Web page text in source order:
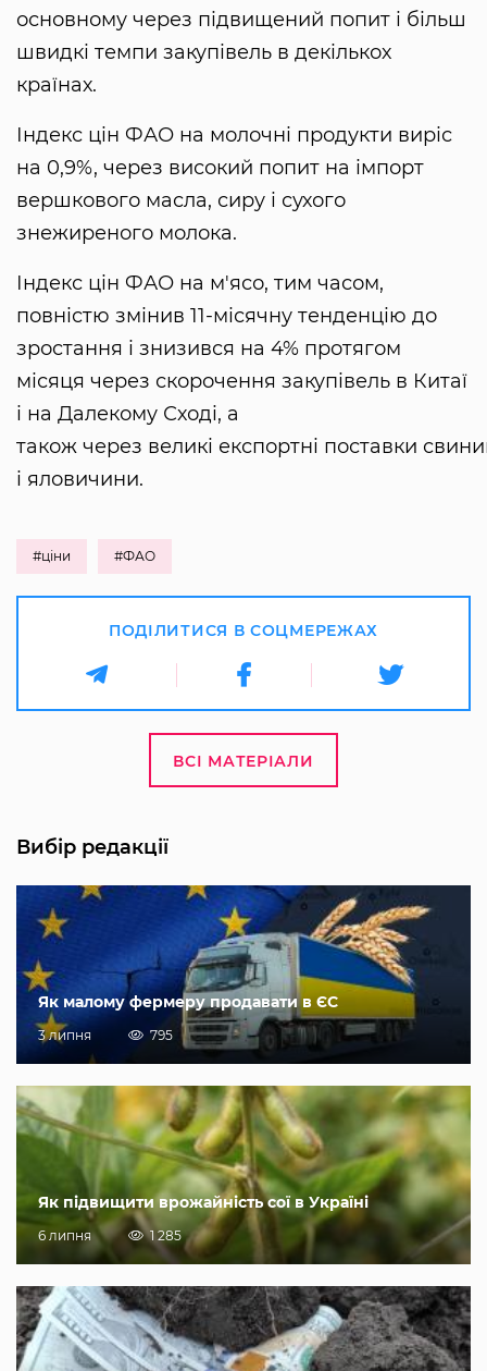
основному через підвищений попит і більш
швидкі темпи закупівель в декількох
країнах.
Індекс цін ФАО на молочні продукти виріс
на 0,9%, через високий попит на імпорт
вершкового масла, сиру і сухого
знежиреного молока.
Індекс цін ФАО на м'ясо, тим часом,
повністю змінив 11-місячну тенденцію до
зростання і знизився на 4% протягом
місяця через скорочення закупівель в Китаї
і на Далекому Сході, а
також через великі експортні поставки
і яловичини.
#ціни #ФАО
ПОДІЛИТИСЯ В СОЦМЕРЕЖАХ
ВСІ МАТЕРІАЛИ
Вибір редакції
Як малому фермеру продавати в ЄС
3 липня 795
Як підвищити врожайність сої в Україні
6 липня 1 285